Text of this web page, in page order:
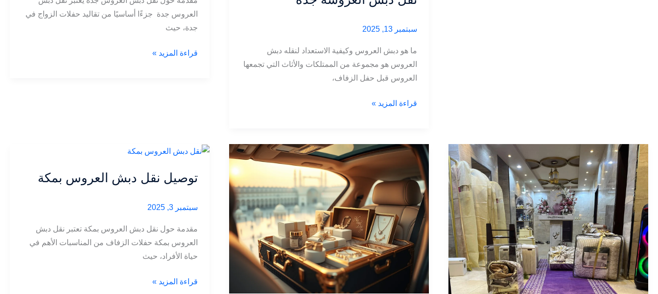
سبتمبر 13, 2025
ما هو دبش العروس وكيفية الاستعداد لنقله دبش
العروس هو مجموعة من الممتلكات والأثاث التي تجمعها
العروس قبل حفل الزفاف،
نقل
جدة
قراءة المزيد »
العروس جدة جزءًا أساسيًا من تقاليد حفلات الزواج في
جدة، حيث
خدمات
قراءة المزيد »
توصيل نقل دبش العروس بمكة
سبتمبر 3, 2025
مقدمة حول نقل دبش العروس بمكة تعتبر نقل دبش
العروس بمكة حفلات الزفاف من المناسبات الأهم في
حياة الأفراد، حيث
توصيل
قراءة المزيد »